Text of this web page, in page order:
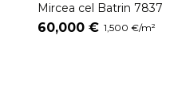
Mircea cel Batrin 7837
60,000 € 1,500 €/m²